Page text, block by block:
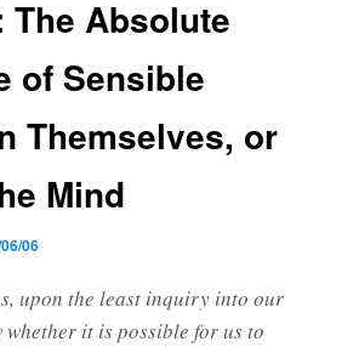
The Absolute
of Sensible
Themselves, or
Mind
06
upon the least inquiry into our
it is possible for us to